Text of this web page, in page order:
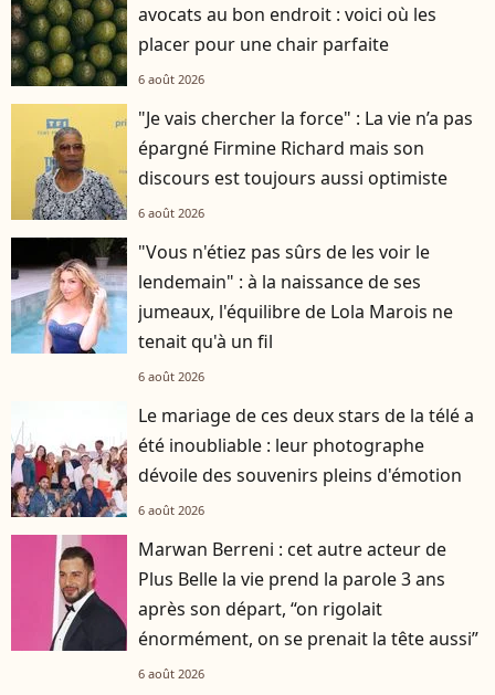
avocats au bon endroit : voici où les
placer pour une chair parfaite
6 août 2026
"Je vais chercher la force" : La vie n’a pas
épargné Firmine Richard mais son
discours est toujours aussi optimiste
6 août 2026
"Vous n'étiez pas sûrs de les voir le
lendemain" : à la naissance de ses
jumeaux, l'équilibre de Lola Marois ne
tenait qu'à un fil
6 août 2026
Le mariage de ces deux stars de la télé a
été inoubliable : leur photographe
dévoile des souvenirs pleins d'émotion
6 août 2026
Marwan Berreni : cet autre acteur de
Plus Belle la vie prend la parole 3 ans
après son départ, “on rigolait
énormément, on se prenait la tête aussi”
6 août 2026